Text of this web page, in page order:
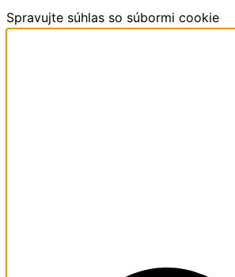
Spravujte súhlas so súbormi cookie